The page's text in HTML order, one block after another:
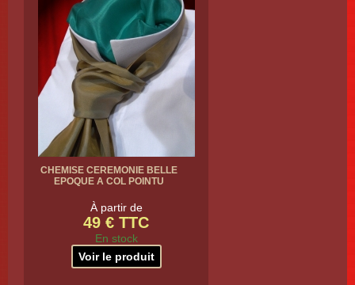
CHEMISE CEREMONIE BELLE
EPOQUE A COL POINTU
À partir de
49 € TTC
En stock
Voir le produit